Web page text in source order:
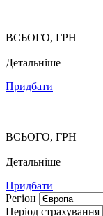
ВСЬОГО, ГРН
Детальніше
Придбати
ВСЬОГО, ГРН
Детальніше
Придбати
Регіон
Період страхування